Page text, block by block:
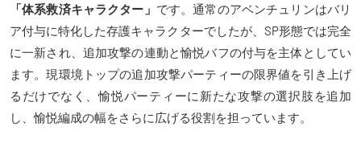
「体系救済キャラクター」 です。通常のアベンチュリンはバリ
ア付与に特化した存護キャラクターでしたが、SP形態では完全
に一新され、追加攻撃の連動と愉悦バフの付与を主体としてい
ます。現環境トップの追加攻撃パーティーの限界値を引き上げ
るだけでなく、愉悦パーティーに新たな攻撃の選択肢を追加
し、愉悦編成の幅をさらに広げる役割を担っています。